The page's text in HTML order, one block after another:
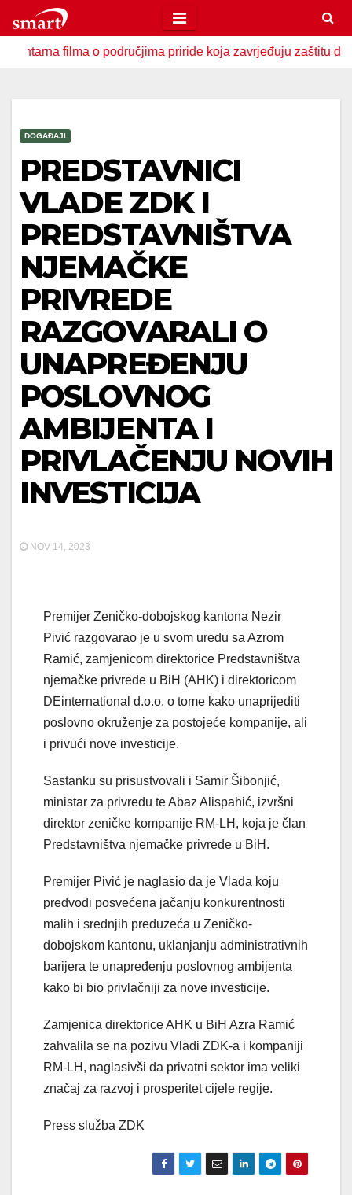
to
content
filma o područjima priride koja zavrjeđuju zaštitu države
DOGAĐAJI
PREDSTAVNICI
VLADE ZDK I
PREDSTAVNIŠTVA
NJEMAČKE
PRIVREDE
RAZGOVARALI O
UNAPREĐENJU
POSLOVNOG
AMBIJENTA I
PRIVLAČENJU NOVIH
INVESTICIJA
NOV 14, 2023
Premijer Zeničko-dobojskog kantona Nezir
Pivić razgovarao je u svom uredu sa Azrom
Ramić, zamjenicom direktorice Predstavništva
njemačke privrede u BiH (AHK) i direktoricom
DEinternational d.o.o. o tome kako unaprijediti
poslovno okruženje za postojeće kompanije, ali
i privući nove investicije.
Sastanku su prisustvovali i Samir Šibonjić,
ministar za privredu te Abaz Alispahić, izvršni
direktor zeničke kompanije RM-LH, koja je član
Predstavništva njemačke privrede u BiH.
Premijer Pivić je naglasio da je Vlada koju
predvodi posvećena jačanju konkurentnosti
malih i srednjih preduzeća u Zeničko-
dobojskom kantonu, uklanjanju administrativnih
barijera te unapređenju poslovnog ambijenta
kako bi bio privlačniji za nove investicije.
Zamjenica direktorice AHK u BiH Azra Ramić
zahvalila se na pozivu Vladi ZDK-a i kompaniji
RM-LH, naglasivši da privatni sektor ima veliki
značaj za razvoj i prosperitet cijele regije.
Press služba ZDK